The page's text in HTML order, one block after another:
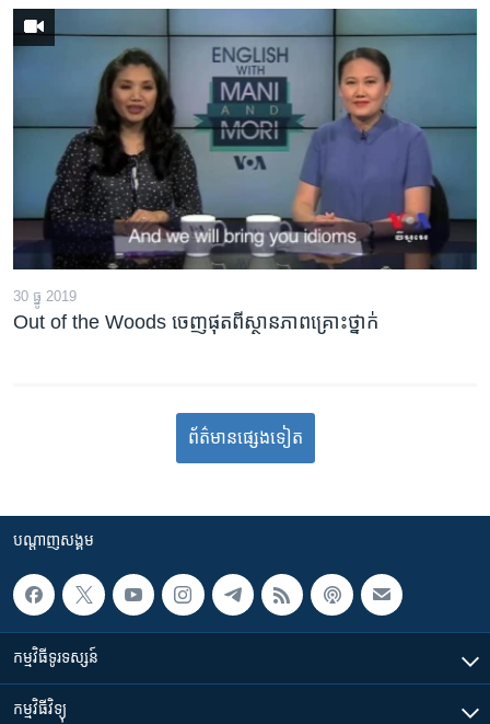
30 ធ្នូ 2019
Out of the Woods ចេញ​ផុត​ពី​ស្ថានភាព​គ្រោះថ្នាក់
ព័ត៌មាន​​​​​​ផ្សេង​​​ទៀត
បណ្តាញ​សង្គម
កម្មវិធី​ទូរទស្សន៍
កម្មវិធី​វិទ្យុ